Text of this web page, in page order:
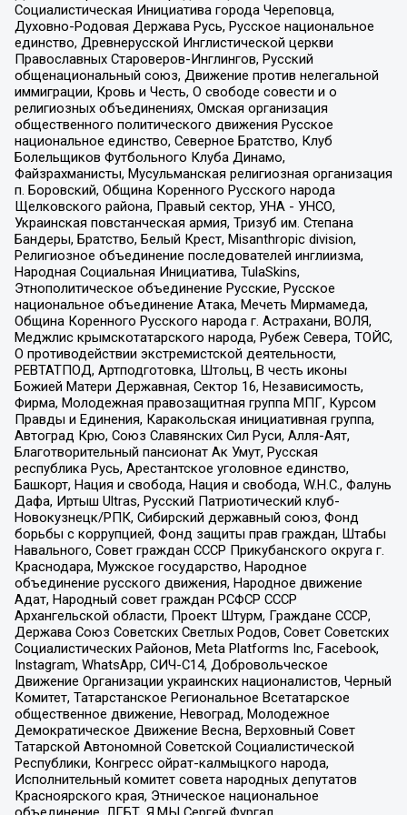
Социалистическая Инициатива города Череповца,
Духовно-Родовая Держава Русь, Русское национальное
единство, Древнерусской Инглистической церкви
Православных Староверов-Инглингов, Русский
общенациональный союз, Движение против нелегальной
иммиграции, Кровь и Честь, О свободе совести и о
религиозных объединениях, Омская организация
общественного политического движения Русское
национальное единство, Северное Братство, Клуб
Болельщиков Футбольного Клуба Динамо,
Файзрахманисты, Мусульманская религиозная организация
п. Боровский, Община Коренного Русского народа
Щелковского района, Правый сектор, УНА - УНСО,
Украинская повстанческая армия, Тризуб им. Степана
Бандеры, Братство, Белый Крест, Misanthropic division,
Религиозное объединение последователей инглиизма,
Народная Социальная Инициатива, TulaSkins,
Этнополитическое объединение Русские, Русское
национальное объединение Атака, Мечеть Мирмамеда,
Община Коренного Русского народа г. Астрахани, ВОЛЯ,
Меджлис крымскотатарского народа, Рубеж Севера, ТОЙС,
О противодействии экстремистской деятельности,
РЕВТАТПОД, Артподготовка, Штольц, В честь иконы
Божией Матери Державная, Сектор 16, Независимость,
Фирма, Молодежная правозащитная группа МПГ, Курсом
Правды и Единения, Каракольская инициативная группа,
Автоград Крю, Союз Славянских Сил Руси, Алля-Аят,
Благотворительный пансионат Ак Умут, Русская
республика Русь, Арестантское уголовное единство,
Башкорт, Нация и свобода, Нация и свобода, W.H.С., Фалунь
Дафа, Иртыш Ultras, Русский Патриотический клуб-
Новокузнецк/РПК, Сибирский державный союз, Фонд
борьбы с коррупцией, Фонд защиты прав граждан, Штабы
Навального, Совет граждан СССР Прикубанского округа г.
Краснодара, Мужское государство, Народное
объединение русского движения, Народное движение
Адат, Народный совет граждан РСФСР СССР
Архангельской области, Проект Штурм, Граждане СССР,
Держава Союз Советских Светлых Родов, Совет Советских
Социалистических Районов, Meta Platforms Inc, Facebook,
Instagram, WhatsApp, СИЧ-С14, Добровольческое
Движение Организации украинских националистов, Черный
Комитет, Татарстанское Региональное Всетатарское
общественное движение, Невоград, Молодежное
Демократическое Движение Весна, Верховный Совет
Татарской Автономной Советской Социалистической
Республики, Конгресс ойрат-калмыцкого народа,
Исполнительный комитет совета народных депутатов
Красноярского края, Этническое национальное